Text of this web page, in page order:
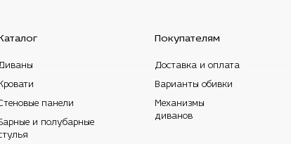
Каталог
Кровати
панели
Барные и полубарные
Покупателям
Доставка и оплата
Варианты обивки
Механизмы
диванов